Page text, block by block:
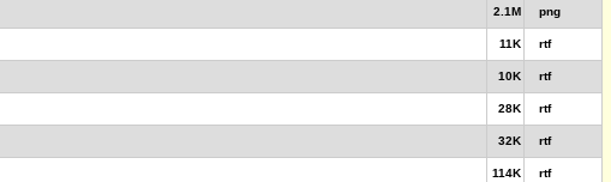
2.1M png
11K rtf
10K rtf
28K rtf
32K rtf
114K rtf